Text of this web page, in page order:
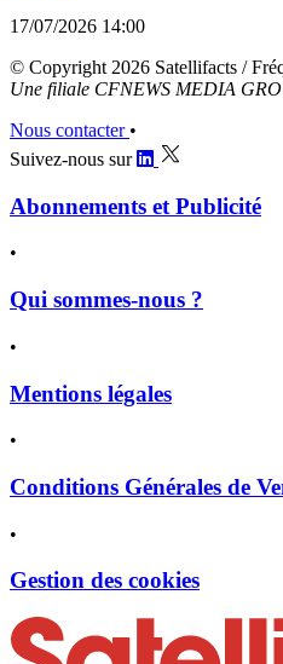
17/07/2026 14:00
© Copyright 2026 Satellifacts /
Une filiale CFNEWS MEDIA
Nous contacter •
Suivez-nous sur
Abonnements et Publicité
•
Qui sommes-nous ?
•
Mentions légales
•
Conditions Générales de
•
Gestion des cookies